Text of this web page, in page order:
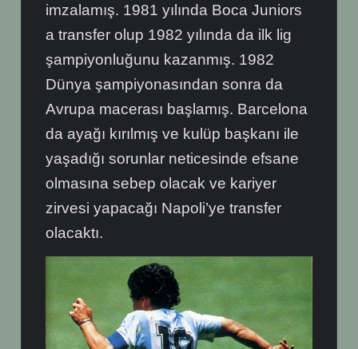
imzalamış. 1981 yılında Boca Juniors
a transfer olup 1982 yılında da ilk lig
şampiyonluğunu kazanmış. 1982
Dünya şampiyonasından sonra da
Avrupa macerası başlamış. Barcelona
da ayağı kırılmış ve kulüp başkanı ile
yaşadığı sorunlar neticesinde efsane
olmasına sebep olacak ve kariyer
zirvesi yapacağı Napoli’ye transfer
olacaktı.